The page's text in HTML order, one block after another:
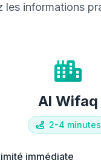
les informations
Al Wifaq
2-4 minutes
immédiate